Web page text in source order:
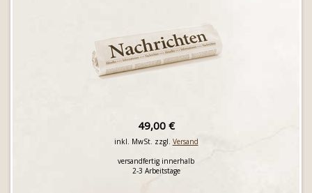
49,00 €
inkl. MwSt. zzgl. Versand
versandfertig innerhalb
2-3 Arbeitstage